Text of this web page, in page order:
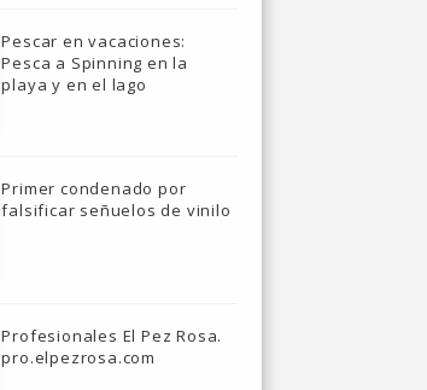
Pescar en vacaciones:
Pesca a Spinning en la
playa y en el lago
Primer condenado por
falsificar señuelos de vinilo
Profesionales El Pez Rosa.
pro.elpezrosa.com